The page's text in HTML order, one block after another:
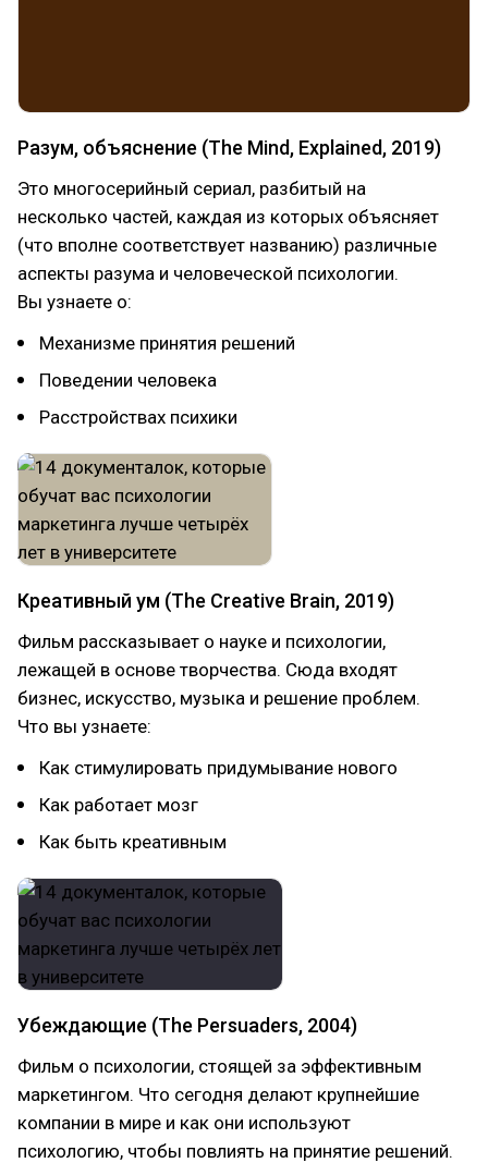
Разум, объяснение (The Mind, Explained, 2019)
Это многосерийный сериал, разбитый на
несколько частей, каждая из которых объясняет
(что вполне соответствует названию) различные
аспекты разума и человеческой психологии.
Вы узнаете о:
Механизме принятия решений
Поведении человека
Расстройствах психики
Креативный ум (The Creative Brain, 2019)
Фильм рассказывает о науке и психологии,
лежащей в основе творчества. Сюда входят
бизнес, искусство, музыка и решение проблем.
Что вы узнаете:
Как стимулировать придумывание нового
Как работает мозг
Как быть креативным
Убеждающие (The Persuaders, 2004)
Фильм о психологии, стоящей за эффективным
маркетингом. Что сегодня делают крупнейшие
компании в мире и как они используют
психологию, чтобы повлиять на принятие решений.